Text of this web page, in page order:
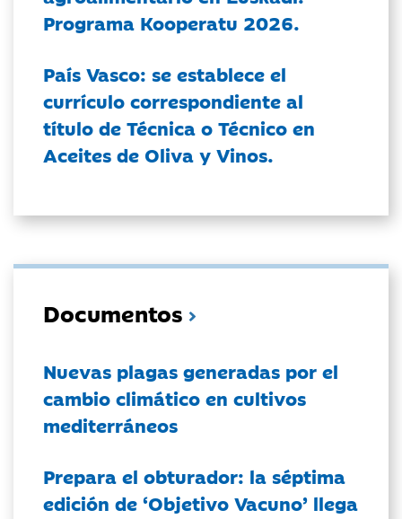
Programa Kooperatu 2026.
País Vasco: se establece el
currículo correspondiente al
título de Técnica o Técnico en
Aceites de Oliva y Vinos.
Documentos
Nuevas plagas generadas por el
cambio climático en cultivos
mediterráneos
Prepara el obturador: la séptima
edición de ‘Objetivo Vacuno’ llega